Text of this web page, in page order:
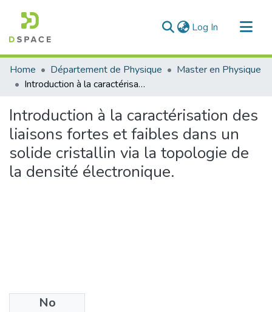
Log In (current)
Communities & Collections
All of DSpace
Home Département de Physique
Master en Physique
Introduction à la caractérisation des liaisons fortes et faibles dans un solide cristallin via la topologie de la densité électronique.
Introduction à la caractérisation des
liaisons fortes et faibles dans un
solide cristallin via la topologie de
la densité électronique.
No